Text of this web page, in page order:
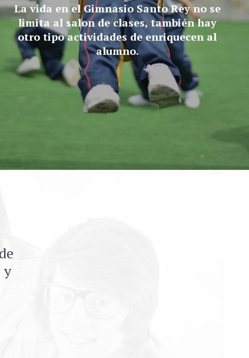
La vida en el Gimnasio Santo Rey no se
limita al salon de clases, también hay
otro tipo actividades de enriquecen al
alumno.
y